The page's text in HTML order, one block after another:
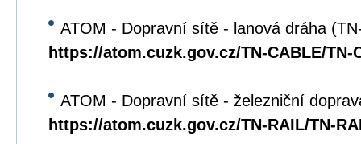
ATOM - Dopravní sítě - lanová dráha
https://atom.cuzk.gov.cz/TN-CABLE/TN-
ATOM - Dopravní sítě - železniční
https://atom.cuzk.gov.cz/TN-RAIL/TN-